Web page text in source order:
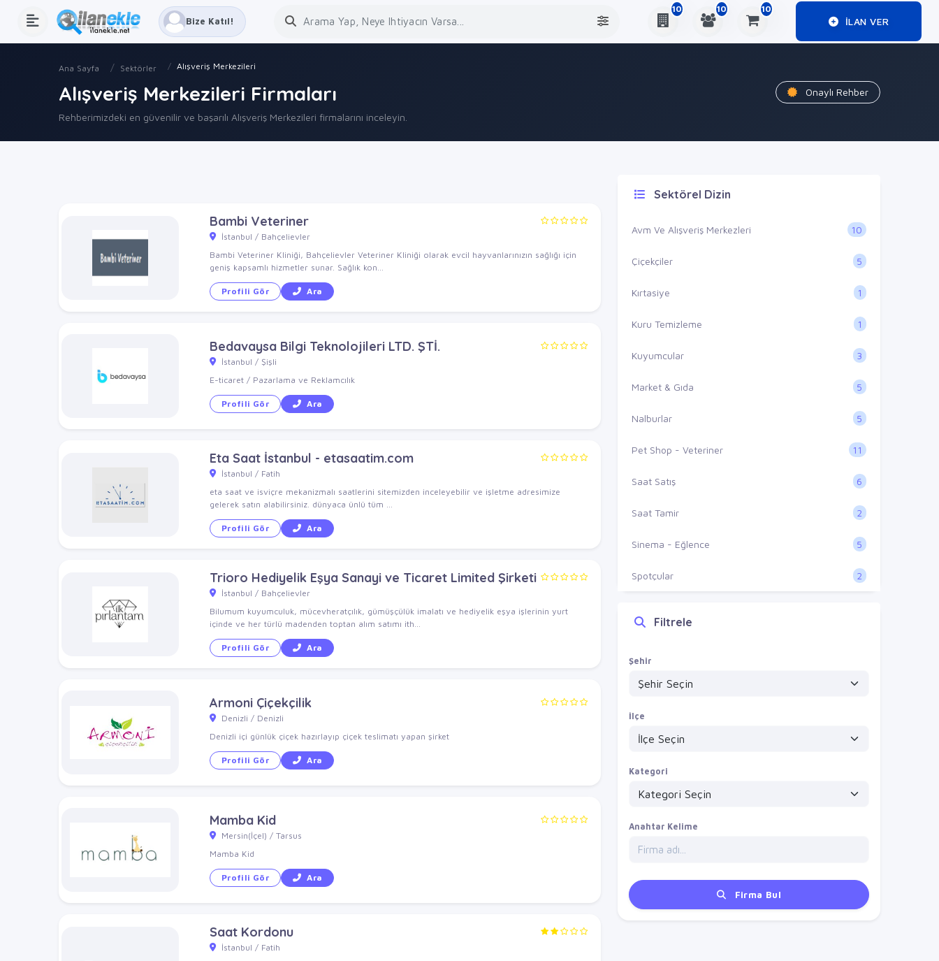
Bize Katıl!
10 10 10
ILAN VER
Ana Sayfa Sektörler Alışveriş Merkezileri
Alışveriş Merkezileri Firmaları
Rehberimizdeki en güvenilir ve başarılı Alışveriş Merkezileri firmalarını inceleyin.
Onaylı Rehber
Bambi Veteriner
İstanbul / Bahçelievler
Bambi Veteriner Kliniği, Bahçelievler Veteriner Kliniği olarak evcil hayvanlarınızın sağlığı için
geniş kapsamlı hizmetler sunar. Sağlık kon...
Profili Gör Ara
Bedavaysa Bilgi Teknolojileri LTD. ŞTİ.
İstanbul / Şişli
E-ticaret / Pazarlama ve Reklamcılık
Profili Gör Ara
Eta Saat İstanbul - etasaatim.com
İstanbul / Fatih
eta saat ve isviçre mekanizmalı saatlerini sitemizden inceleyebilir ve işletme adresimize
gelerek satın alabilirsiniz. dünyaca ünlü tüm ...
Profili Gör Ara
Trioro Hediyelik Eşya Sanayi ve Ticaret Limited Şirketi
İstanbul / Bahçelievler
Bilumum kuyumculuk, mücevheratçılık, gümüşçülük imalatı ve hediyelik eşya işlerinin yurt
içinde ve her türlü madenden toptan alım satımı ith...
Profili Gör Ara
Armoni Çiçekçilik
Denizli / Denizli
Denizli içi günlük çiçek hazırlayıp çiçek teslimatı yapan şirket
Profili Gör Ara
Mamba Kid
Mersin(İçel) / Tarsus
Mamba Kid
Profili Gör Ara
Saat Kordonu
İstanbul / Fatih
Sektörel Dizin
Avm Ve Alışveriş Merkezleri 10
Çiçekçiler 5
Kırtasiye 1
Kuru Temizleme 1
Kuyumcular 3
Market & Gıda 5
Nalburlar 5
Pet Shop - Veteriner 11
Saat Satış 6
Saat Tamir 2
Sinema - Eğlence 5
Spotçular 2
Filtrele
Şehir
İlçe
Kategori
Anahtar Kelime
Firma Bul